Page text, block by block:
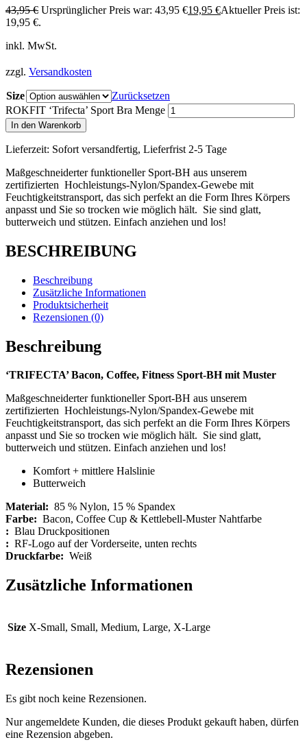
43,95€ Ursprünglicher Preis war: 43,95 €19,95 €Aktueller Preis ist:
19,95 €.
inkl. MwSt.
zzgl. Versandkosten
Size
Zurücksetzen
ROKFIT ‘Trifecta’ Sport Bra Menge
In den Warenkorb
Lieferzeit: Sofort versandfertig, Lieferfrist 2-5 Tage
Maßgeschneiderter funktioneller Sport-BH aus unserem
zertifizierten Hochleistungs-Nylon/Spandex-Gewebe mit
Feuchtigkeitstransport, das sich perfekt an die Form Ihres Körpers
anpasst und Sie so trocken wie möglich hält. Sie sind glatt,
butterweich und stützen. Einfach anziehen und los!
BESCHREIBUNG
Beschreibung
Zusätzliche Informationen
Produktsicherheit
Rezensionen (0)
Beschreibung
‘TRIFECTA’ Bacon, Coffee, Fitness Sport-BH mit Muster
Maßgeschneiderter funktioneller Sport-BH aus unserem
zertifizierten Hochleistungs-Nylon/Spandex-Gewebe mit
Feuchtigkeitstransport, das sich perfekt an die Form Ihres Körpers
anpasst und Sie so trocken wie möglich hält. Sie sind glatt,
butterweich und stützen. Einfach anziehen und los!
Komfort + mittlere Halslinie
Butterweich
Material: 85 % Nylon, 15 % Spandex
Farbe: Bacon, Coffee Cup & Kettlebell-Muster Nahtfarbe
: Blau Druckpositionen
: RF-Logo auf der Vorderseite, unten rechts
Druckfarbe: Weiß
Zusätzliche Informationen
Size X-Small, Small, Medium, Large, X-Large
Rezensionen
Es gibt noch keine Rezensionen.
Nur angemeldete Kunden, die dieses Produkt gekauft haben, dürfen
eine Rezension abgeben.